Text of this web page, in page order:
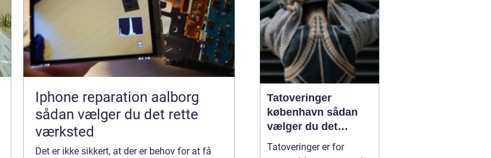
Iphone reparation aalborg
sådan vælger du det rette
værksted
Det er ikke sikkert, at der er behov for at få
uden viden og
planl&ae...
Tatoveringer
københavn sådan
vælger du det
rigtige studie
Tatoveringer er for